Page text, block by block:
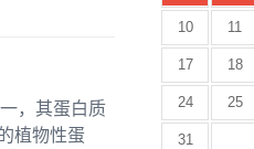
，其蛋白质
植物性蛋
10 11
17 18
24 25
31